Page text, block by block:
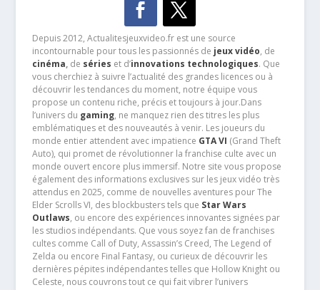
Depuis 2012, Actualitesjeuxvideo.fr est une source
incontournable pour tous les passionnés de jeux vidéo, de
cinéma,de séries et d’innovations technologiques. Que
vous cherchiez à suivre l’actualité des grandes licences ou à
découvrir les tendances du moment, notre équipe vous
propose un contenu riche, précis et toujours à jour.Dans
l’univers du gaming, ne manquez rien des titres les plus
emblématiques et des nouveautés à venir. Les joueurs du
monde entier attendent avec impatience GTA VI (Grand Theft
Auto), qui promet de révolutionner la franchise culte avec un
monde ouvert encore plus immersif. Notre site vous propose
également des informations exclusives sur les jeux vidéo très
attendus en 2025, comme de nouvelles aventures pour The
Elder Scrolls VI, des blockbusters tels que Star Wars
Outlaws, ou encore des expériences innovantes signées par
les studios indépendants. Que vous soyez fan de franchises
cultes comme Call of Duty, Assassin’s Creed, The Legend of
Zelda ou encore Final Fantasy, ou curieux de découvrir les
dernières pépites indépendantes telles que Hollow Knight ou
Celeste, nous couvrons tout ce qui fait vibrer l’univers